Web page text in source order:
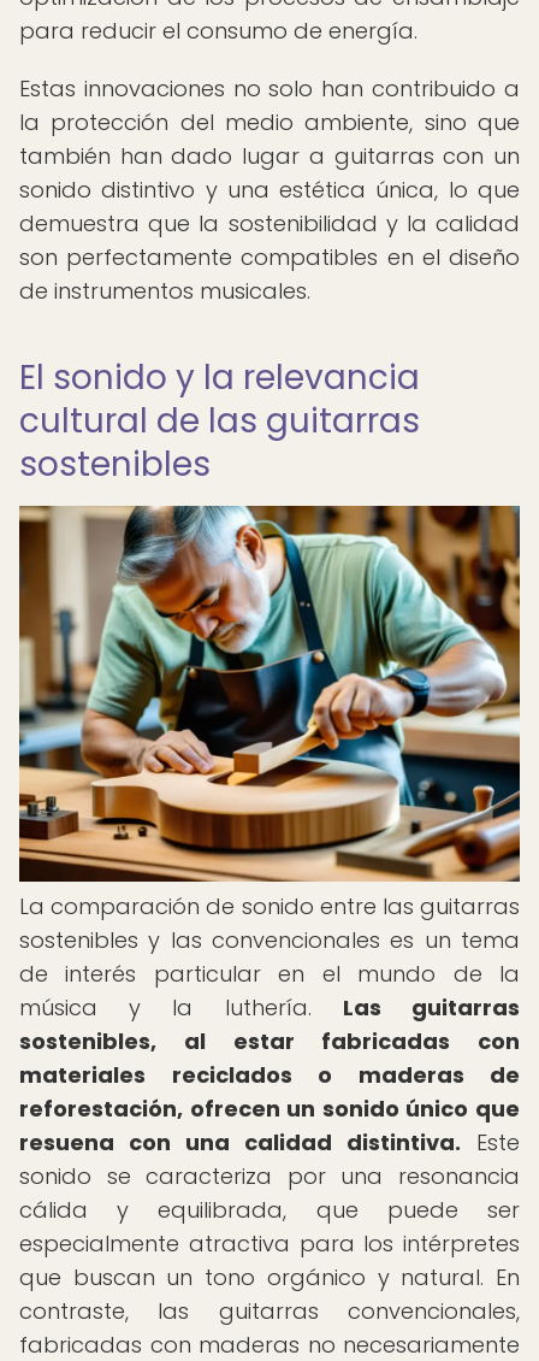
para reducir el consumo de energía.
Estas innovaciones no solo han contribuido a
la protección del medio ambiente, sino que
también han dado lugar a guitarras con un
sonido distintivo y una estética única, lo que
demuestra que la sostenibilidad y la calidad
son perfectamente compatibles en el diseño
de instrumentos musicales.
El sonido y la relevancia
cultural de las guitarras
sostenibles
La comparación de sonido entre las guitarras
sostenibles y las convencionales es un tema
de interés particular en el mundo de la
música y la luthería. Las guitarras
sostenibles, al estar fabricadas con
materiales reciclados o maderas de
reforestación, ofrecen un sonido único que
resuena con una calidad distintiva. Este
sonido se caracteriza por una resonancia
cálida y equilibrada, que puede ser
especialmente atractiva para los intérpretes
que buscan un tono orgánico y natural. En
contraste, las guitarras convencionales,
fabricadas con maderas no necesariamente